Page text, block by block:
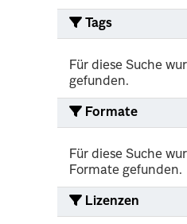
Tags
Für diese Suche
gefunden.
Formate
Für diese Suche
Formate gefunden.
Lizenzen